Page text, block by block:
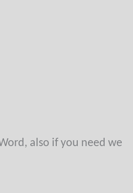
also if you need we